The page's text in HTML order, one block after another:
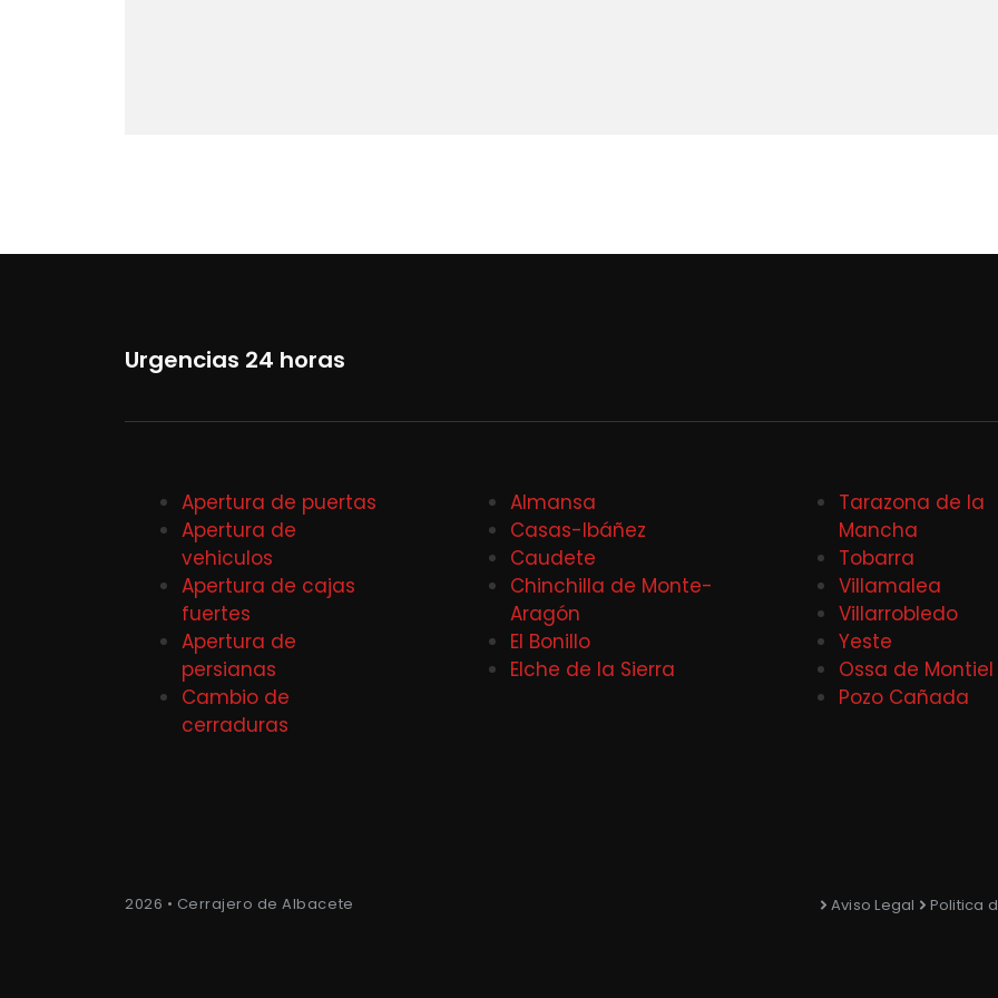
Urgencias 24 horas
Apertura de puertas
Apertura de
vehiculos
Apertura de cajas
fuertes
Apertura de
persianas
Cambio de
cerraduras
Almansa
Casas-Ibáñez
Caudete
Chinchilla de Monte-
Aragón
El Bonillo
Elche de la Sierra
Tarazona de la
Mancha
Tobarra
Villamalea
Villarrobledo
Yeste
Ossa de Montiel
Pozo Cañada
2026 • Cerrajero de Albacete Aviso Legal Politica